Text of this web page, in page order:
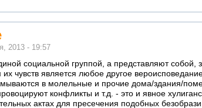
2013 - 19:57
социальной группой, а представляют
чувств является любое другое
в молельные и прочие дома/здания/
конфликты и т.д. - это и явное
актах для пресечения подобных